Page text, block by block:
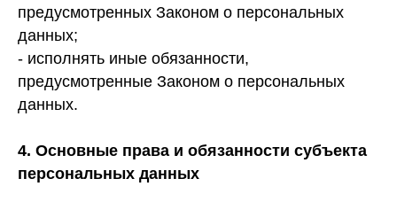
предусмотренных Законом о персональных
данных;
- исполнять иные обязанности,
предусмотренные Законом о персональных
данных.
4. Основные права и обязанности субъекта
персональных данных